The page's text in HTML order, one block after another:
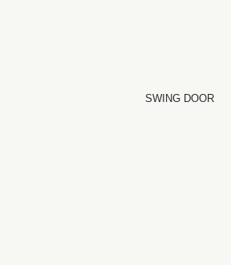
SWING DOOR